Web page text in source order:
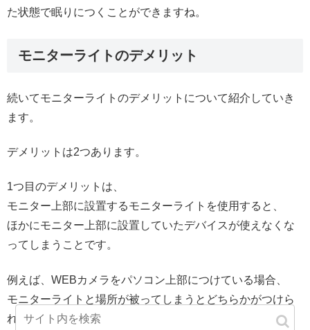
た状態で眠りにつくことができますね。
モニターライトのデメリット
続いてモニターライトのデメリットについて紹介していき
ます。
デメリットは2つあります。
1つ目のデメリットは、
モニター上部に設置するモニターライトを使用すると、
ほかにモニター上部に設置していたデバイスが使えなくな
ってしまうことです。
例えば、WEBカメラをパソコン上部につけている場合、
モニターライトと場所が被ってしまうとどちらかがつけら
れなくなったり、